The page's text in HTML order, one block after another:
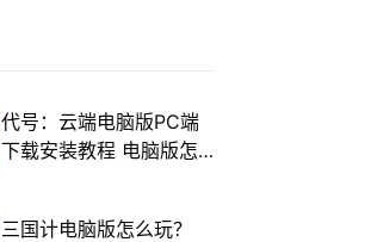
代号：云端电脑版PC端
下载安装教程 电脑版怎
三国计电脑版怎么玩？